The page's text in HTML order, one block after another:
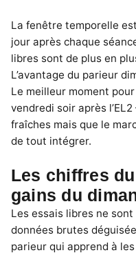
La fenêtre temporelle
jour après chaque
libres sont de plus en
L’avantage du parieur
Le meilleur moment
vendredi soir après
fraîches mais que le
de tout intégrer.
Les chiffres
gains du
Les essais libres ne
données brutes
parieur qui apprend à